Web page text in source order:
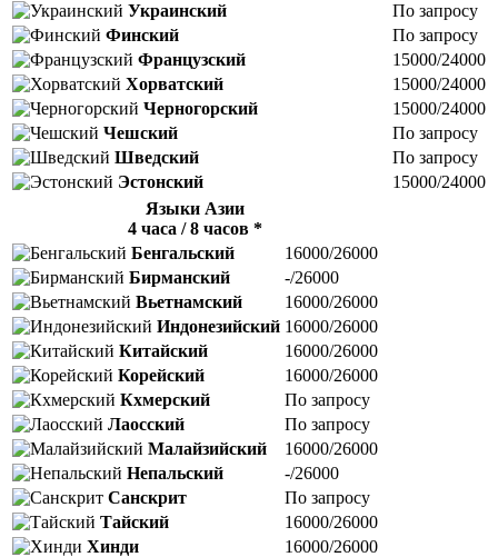
Украинский
По запросу
Финский
По запросу
Французский
15000/24000
Хорватский
15000/24000
Черногорский
15000/24000
Чешский
По запросу
Шведский
По запросу
Эстонский
15000/24000
Языки Азии
4 часа / 8 часов *
Бенгальский
16000/26000
Бирманский
-/26000
Вьетнамский
16000/26000
Индонезийский 16000/26000
Китайский
16000/26000
Корейский
16000/26000
Кхмерский
По запросу
Лаосский
По запросу
Малайзийский
16000/26000
Непальский
-/26000
Санскрит
По запросу
Тайский
16000/26000
Хинди
16000/26000